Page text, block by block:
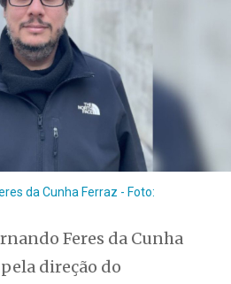
da Cunha Ferraz - Foto:
Feres da Cunha
direção do